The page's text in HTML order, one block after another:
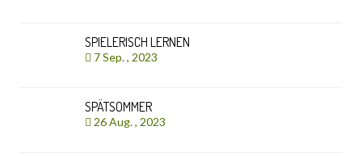
SPIELERISCH LERNEN
7 Sep. , 2023
SPÄTSOMMER
26 Aug. , 2023